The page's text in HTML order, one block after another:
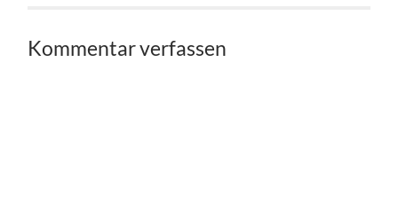
Kommentar verfassen